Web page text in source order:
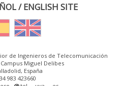
/ ENGLISH SITE
de Ingenieros de Telecomunicación
Miguel Delibes
España
983 423660